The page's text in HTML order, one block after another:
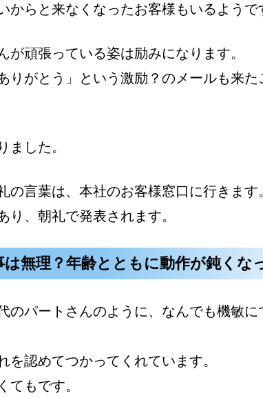
からと来なくなったお客様もいるようで
が頑張っている姿は励みになります。
りがとう」という激励？のメールも来た
ました。
の言葉は、本社のお客様窓口に行きます
り、朝礼で発表されます。
は無理？年齢とともに動作が鈍くな
のパートさんのように、なんでも機敏に
を認めてつかってくれています。
てもです。